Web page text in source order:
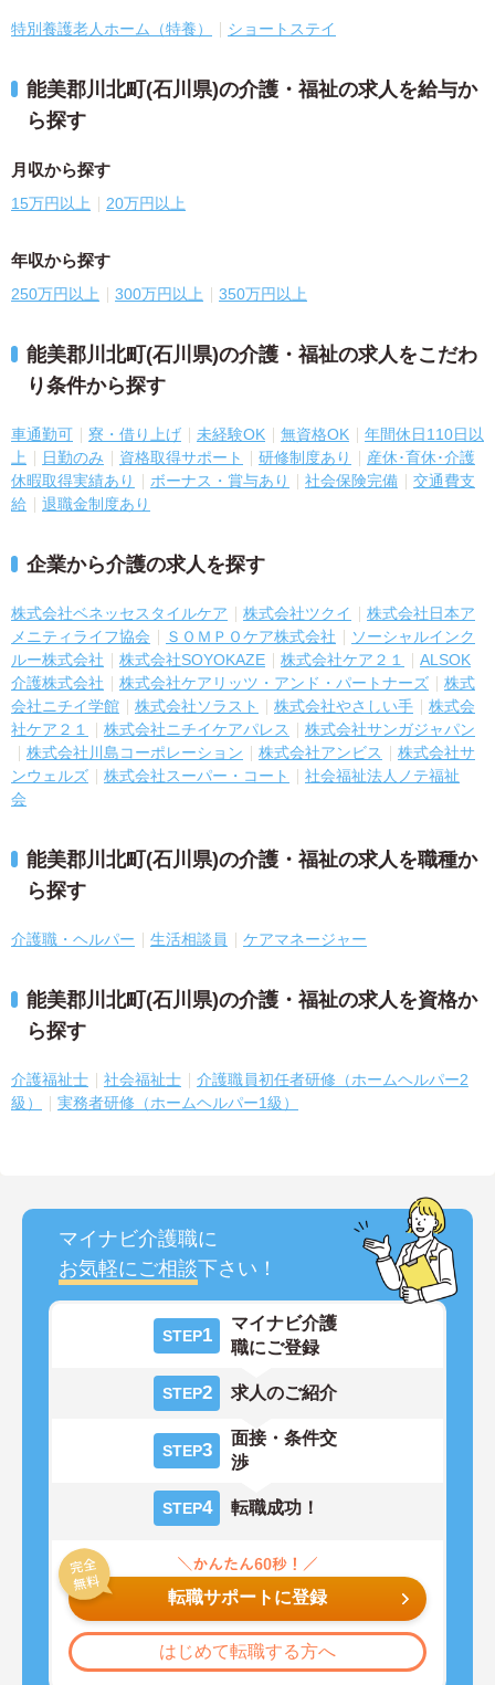
特別養護老人ホーム（特養） ショートステイ
能美郡川北町(石川県)の介護・福祉の求人を給与か
ら探す
月収から探す
15万円以上 20万円以上
年収から探す
250万円以上 300万円以上 350万円以上
能美郡川北町(石川県)の介護・福祉の求人をこだわ
り条件から探す
車通勤可 寮・借り上げ 未経験OK 無資格OK
年間休日110日以
上
日勤のみ 資格取得サポート 研修制度あり
産休･育休･介護
休暇取得実績あり
ボーナス・賞与あり 社会保険完備
交通費支
給
退職金制度あり
企業から介護の求人を探す
株式会社ベネッセスタイルケア 株式会社ツクイ
株式会社日本ア
メニティライフ協会
ＳＯＭＰＯケア株式会社
ソーシャルインク
ルー株式会社
株式会社SOYOKAZE 株式会社ケア２１
ALSOK
介護株式会社
株式会社ケアリッツ・アンド・パートナーズ
株式
会社ニチイ学館
株式会社ソラスト 株式会社やさしい手
株式会
社ケア２１
株式会社ニチイケアパレス
株式会社サンガジャパン
株式会社川島コーポレーション
株式会社アンビス
株式会社サ
ンウェルズ
株式会社スーパー・コート
社会福祉法人ノテ福祉
会
能美郡川北町(石川県)の介護・福祉の求人を職種か
ら探す
介護職・ヘルパー 生活相談員 ケアマネージャー
能美郡川北町(石川県)の介護・福祉の求人を資格か
ら探す
介護福祉士 社会福祉士
介護職員初任者研修（ホームヘルパー2
級）
実務者研修（ホームヘルパー1級）
マイナビ介護職に
お気軽にご相談下さい！
STEP1
マイナビ介護
職にご登録
STEP2 求人のご紹介
STEP3
面接・条件交
渉
STEP4 転職成功！
転職サポートに登録
はじめて転職する方へ